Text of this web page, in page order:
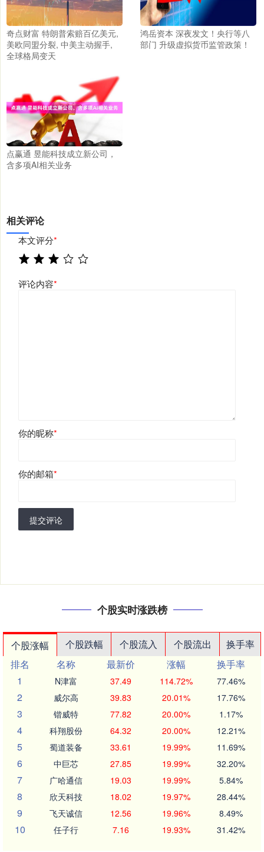
奇点财富 特朗普索赔百亿美元,
美欧同盟分裂, 中美主动握手,
全球格局变天
鸿岳资本 深夜发文！央行等八
部门 升级虚拟货币监管政策！
点赢通 昱能科技成立新公司，
含多项AI相关业务
相关评论
本文评分*
评论内容*
你的昵称*
你的邮箱*
提交评论
个股实时涨跌榜
个股涨幅 个股跌幅 个股流入 个股流出
换手率
排名
名称 最新价 涨幅
换手率
1
N津富 37.49 114.72% 77.46%
2 威尔高 39.83 20.01% 17.76%
3 锴威特 77.82 20.00% 1.17%
4 科翔股份 64.32 20.00% 12.21%
5 蜀道装备 33.61 19.99% 11.69%
6 中巨芯 27.85 19.99% 32.20%
7 广哈通信 19.03 19.99% 5.84%
8 欣天科技 18.02 19.97% 28.44%
9 飞天诚信 12.56 19.96% 8.49%
10 任子行 7.16 19.93% 31.42%